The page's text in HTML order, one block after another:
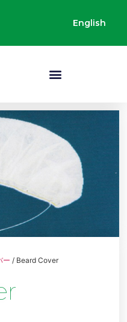
English
ー / Beard Cover